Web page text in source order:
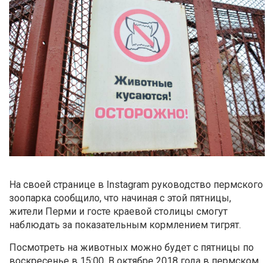
На своей странице в Instagram руководство пермского
зоопарка сообщило, что начиная с этой пятницы,
жители Перми и госте краевой столицы смогут
наблюдать за показательным кормлением тигрят.
Посмотреть на животных можно будет с пятницы по